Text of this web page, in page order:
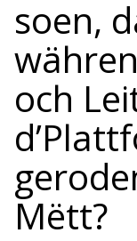
soen,
och
Mëtt?